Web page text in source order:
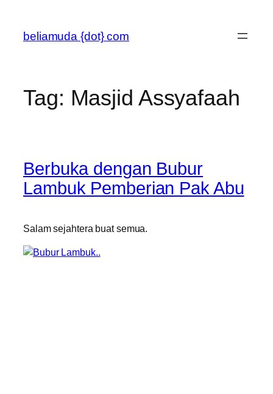
content
beliamuda {dot} com
Tag: Masjid Assyafaah
Berbuka dengan Bubur
Lambuk Pemberian Pak Abu
Salam sejahtera buat semua.